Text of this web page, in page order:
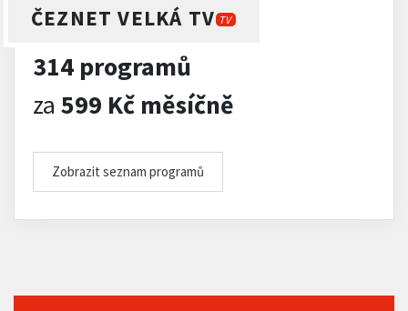
ČEZNET VELKÁ TV TV
314 programů
za 599 Kč měsíčně
Zobrazit seznam programů